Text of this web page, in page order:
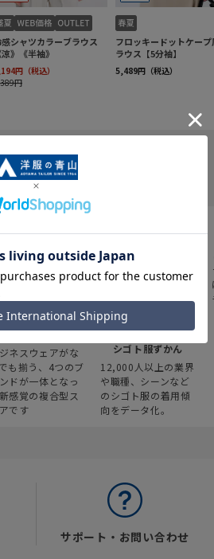
スーツスクエア
ネスウェアがな
も揃う、4つのブ
ドが一体となっ
感覚の複合型ス
です
みんなの
シゴト服ずかん
12,000人以上の業界
や職種、シーンなど
のシゴト服の着用傾
向をデータ化。
サポート・お問い合わせ